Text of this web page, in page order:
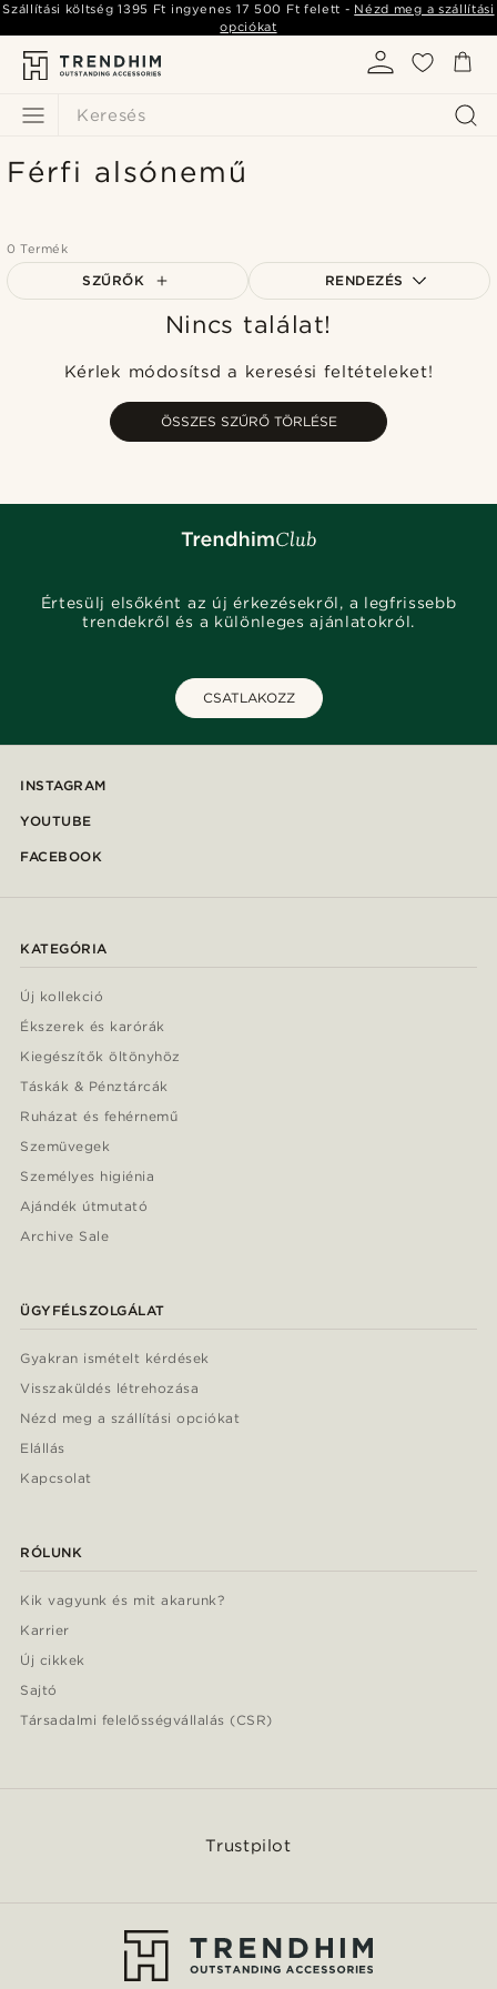
Keresés
Szállítási költség1395 Ft ingyenes 17 500 Ft felett - Nézd meg a szállítási
opciókat
Férfi alsónemű
0 Termék
SZŰRŐK RENDEZÉS
A legkeresettebb
Legmagasabb ár
Nincs találat!
Kérlek módosítsd a keresési feltételeket!
ÖSSZES SZŰRŐ TÖRLÉSE
Értesülj elsőként az új érkezésekről, a legfrissebb
trendekről és a különleges ajánlatokról.
CSATLAKOZZ
INSTAGRAM
YOUTUBE
FACEBOOK
KATEGÓRIA
Új kollekció
Ékszerek és karórák
Kiegészítők öltönyhöz
Táskák & Pénztárcák
Ruházat és fehérnemű
Szemüvegek
Személyes higiénia
Ajándék útmutató
Archive Sale
ÜGYFÉLSZOLGÁLAT
Gyakran ismételt kérdések
Visszaküldés létrehozása
Nézd meg a szállítási opciókat
Elállás
Kapcsolat
RÓLUNK
Kik vagyunk és mit akarunk?
Karrier
Új cikkek
Sajtó
Társadalmi felelősségvállalás (CSR)
Trustpilot